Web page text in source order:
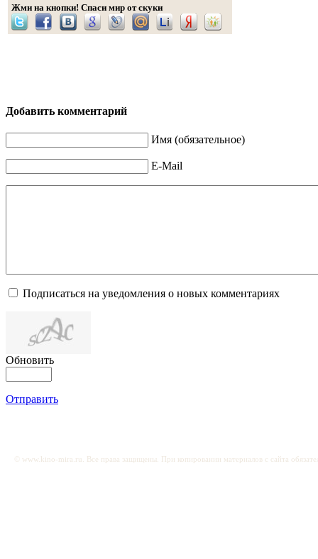
Жми на кнопки! Спаси мир от скуки
Добавить комментарий
Имя (обязательное)
E-Mail
Подписаться на уведомления о новых комментариях
Обновить
Отправить
© www.kino-mira.ru. Все права защищены. При копировании материалов с сайта